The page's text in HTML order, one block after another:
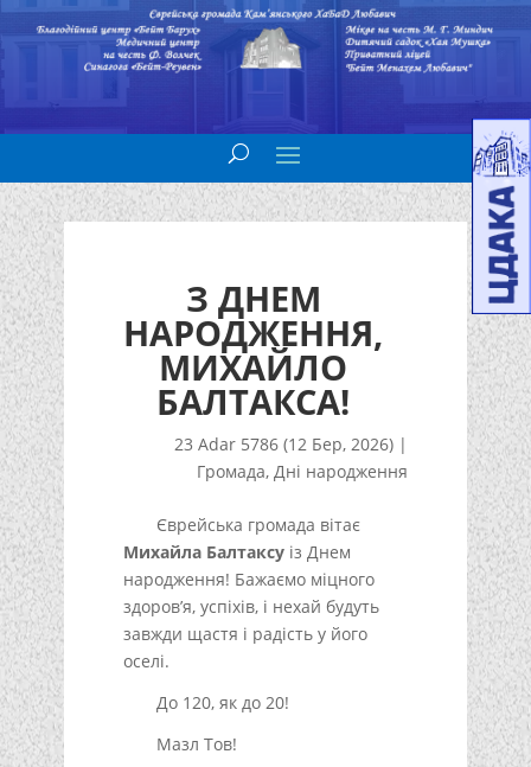
З ДНЕМ
НАРОДЖЕННЯ,
МИХАЙЛО
БАЛТАКСА!
23 Adar 5786 (12 Бер, 2026) |
Громада,Дні народження
Єврейська громада вітає
Михайла Балтаксуіз Днем
народження! Бажаємо міцного
здоров’я, успіхів, і нехай будуть
завжди щастя і радість у його
оселі.
До 120, як до 20!
Мазл Тов!